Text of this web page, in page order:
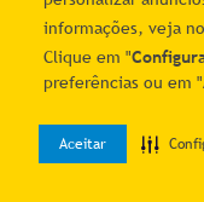
informações, veja
Clique em "
preferências ou em "
Aceitar